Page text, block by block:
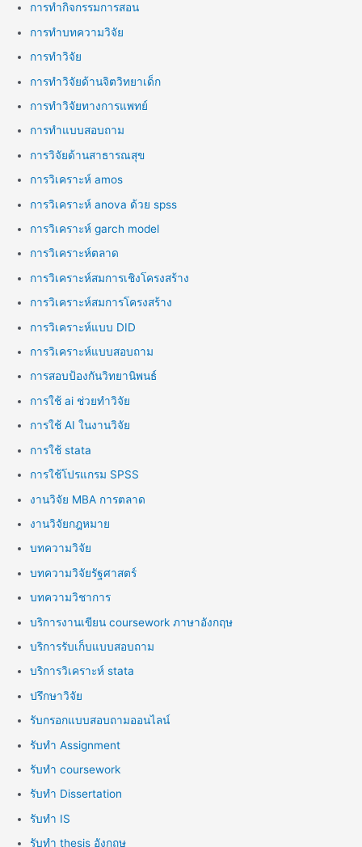
การทำกิจกรรมการสอน
การทำบทความวิจัย
การทำวิจัย
การทำวิจัยด้านจิตวิทยาเด็ก
การทำวิจัยทางการแพทย์
การทำแบบสอบถาม
การวิจัยด้านสาธารณสุข
การวิเคราะห์ amos
การวิเคราะห์ anova ด้วย spss
การวิเคราะห์ garch model
การวิเคราะห์ตลาด
การวิเคราะห์สมการเชิงโครงสร้าง
การวิเคราะห์สมการโครงสร้าง
การวิเคราะห์แบบ DID
การวิเคราะห์แบบสอบถาม
การสอบป้องกันวิทยานิพนธ์
การใช้ ai ช่วยทำวิจัย
การใช้ AI ในงานวิจัย
การใช้ stata
การใช้โปรแกรม SPSS
งานวิจัย MBA การตลาด
งานวิจัยกฎหมาย
บทความวิจัย
บทความวิจัยรัฐศาสตร์
บทความวิชาการ
บริการงานเขียน coursework ภาษาอังกฤษ
บริการรับเก็บแบบสอบถาม
บริการวิเคราะห์ stata
ปรึกษาวิจัย
รับกรอกแบบสอบถามออนไลน์
รับทำ Assignment
รับทำ coursework
รับทำ Dissertation
รับทำ IS
รับทำ thesis อังกฤษ